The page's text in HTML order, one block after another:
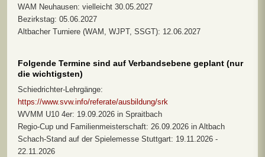
WAM Neuhausen: vielleicht 30.05.2027
Bezirkstag: 05.06.2027
Altbacher Turniere (WAM, WJPT, SSGT): 12.06.2027
Folgende Termine sind auf Verbandsebene geplant (nur
die wichtigsten)
Schiedrichter-Lehrgänge:
https://www.svw.info/referate/ausbildung/srk
WVMM U10 4er: 19.09.2026 in Spraitbach
Regio-Cup und Familienmeisterschaft: 26.09.2026 in Altbach
Schach-Stand auf der Spielemesse Stuttgart: 19.11.2026 -
22.11.2026